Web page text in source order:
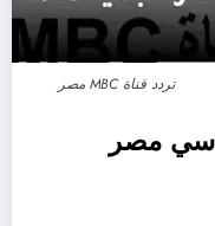
تردد قناة MBC مصر
سي مصر